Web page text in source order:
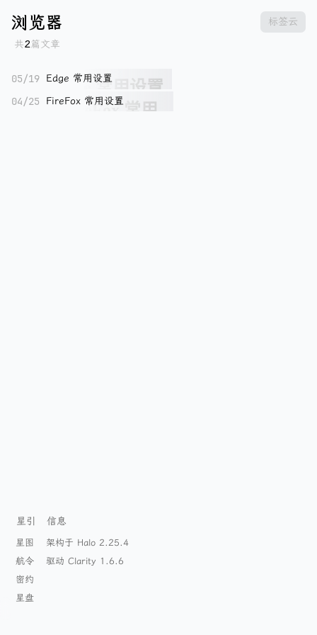
标签云
浏览器
共2篇文章
05/19 Edge 常用设置
04/25 FireFox 常用设置
星引
星图
航令
密约
星盘
信息
架构于 Halo 2.25.4
驱动 Clarity 1.6.6